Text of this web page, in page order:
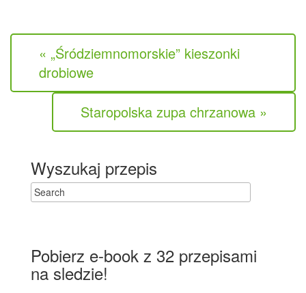
« „Śródziemnomorskie” kieszonki
drobiowe
Staropolska zupa chrzanowa »
Wyszukaj przepis
Pobierz e-book z 32 przepisami
na sledzie!